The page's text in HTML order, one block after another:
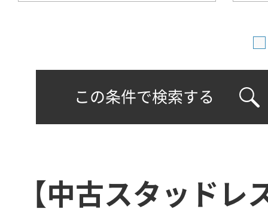
この条件で検索する
【中古スタッドレ